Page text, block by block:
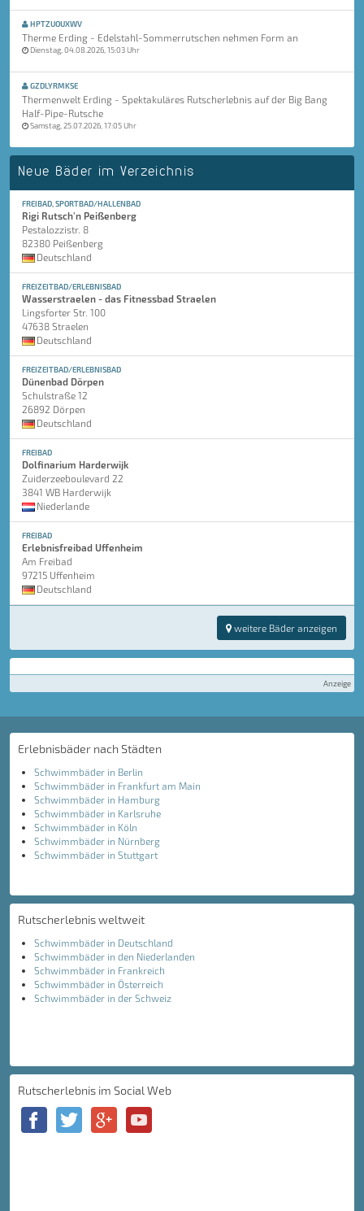
HPTZUOUXWV
Therme Erding - Edelstahl-Sommerrutschen nehmen Form an
Dienstag, 04.08.2026, 15:03 Uhr
GZDLYRMKSE
Thermenwelt Erding - Spektakuläres Rutscherlebnis auf der Big Bang
Half-Pipe-Rutsche
Samstag, 25.07.2026, 17:05 Uhr
Neue Bäder im Verzeichnis
FREIBAD, SPORTBAD/HALLENBAD
Rigi Rutsch'n Peißenberg
Pestalozzistr. 8
82380 Peißenberg
Deutschland
FREIZEITBAD/ERLEBNISBAD
Wasserstraelen - das Fitnessbad Straelen
Lingsforter Str. 100
47638 Straelen
Deutschland
FREIZEITBAD/ERLEBNISBAD
Dünenbad Dörpen
Schulstraße 12
26892 Dörpen
Deutschland
FREIBAD
Dolfinarium Harderwijk
Zuiderzeeboulevard 22
3841 WB Harderwijk
Niederlande
FREIBAD
Erlebnisfreibad Uffenheim
Am Freibad
97215 Uffenheim
Deutschland
weitere Bäder anzeigen
Anzeige
Erlebnisbäder nach Städten
Schwimmbäder in Berlin
Schwimmbäder in Frankfurt am Main
Schwimmbäder in Hamburg
Schwimmbäder in Karlsruhe
Schwimmbäder in Köln
Schwimmbäder in Nürnberg
Schwimmbäder in Stuttgart
Rutscherlebnis weltweit
Schwimmbäder in Deutschland
Schwimmbäder in den Niederlanden
Schwimmbäder in Frankreich
Schwimmbäder in Österreich
Schwimmbäder in der Schweiz
Rutscherlebnis im Social Web